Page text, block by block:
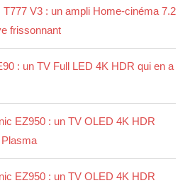
T777 V3 : un ampli Home-cinéma 7.2
frissonnant
: un TV Full LED 4K HDR qui en a
EZ950 : un TV OLED 4K HDR
EZ950 : un TV OLED 4K HDR